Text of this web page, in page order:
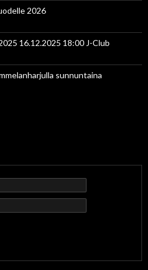
2026
16.12.2025 18:00 J-Club
sunnuntaina